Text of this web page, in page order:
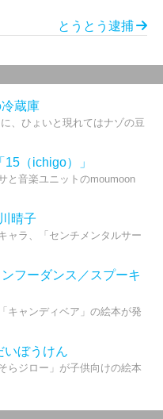
とうとう逮捕
蔵庫
、ひょいと現れてはナゾの豆
（ichigo）」
と音楽ユニットのmoumoon
晴子
ャラ、「センチメンタルサー
フーダンス／スプーキ
キャンディベア」の絵本が発
いぼうけん
らジロー」が子供向けの絵本